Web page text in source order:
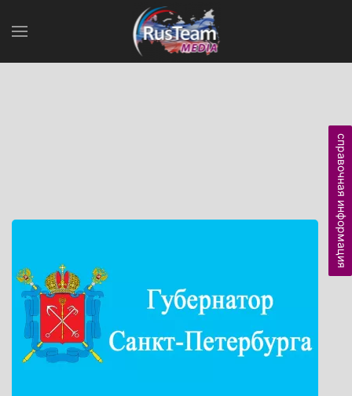
справочная информация